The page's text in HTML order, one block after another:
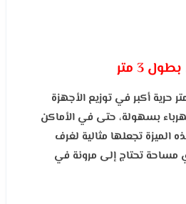
3 متر
السلك بطول 3 متر حرية أكبر في توزيع الأجهزة
بسهولة، حتى في الأماكن
الميزة تجعلها مثالية لغرف
مساحة تحتاج إلى مرونة في